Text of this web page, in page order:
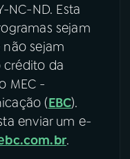
NC-ND. Esta
sejam
sejam
da
MEC -
(EBC).
enviar um e-
.